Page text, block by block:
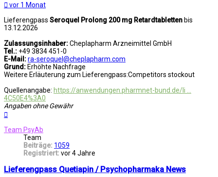
vor 1 Monat
Lieferengpass Seroquel Prolong 200 mg Retardtabletten bis
13.12.2026
Zulassungsinhaber:Cheplapharm Arzneimittel GmbH
Tel.: +49 3834 451-0
E-Mail:ra-seroquel@cheplapharm.com
Grund: Erhöhte Nachfrage
Weitere Erläuterung zum Lieferengpass:Competitors stockout
Quellenangabe: https://anwendungen.pharmnet-bund.de/li ...
4C50E4%3A0
Angaben ohne Gewähr
Team PsyAb
Team
Beiträge: 1059
Registriert: vor 4 Jahre
Lieferengpass Quetiapin / Psychopharmaka News